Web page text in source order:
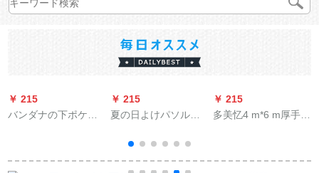
￥ 215
バンダナの下ポケッ
线対策伞晴雨兼用ペ
￥ 215
夏の日よけパソル女
用コロンパクター折
りたたみたミニ超軽
￥ 215
多美忆4 m*6 m厚手の
バクラバーンの日よ